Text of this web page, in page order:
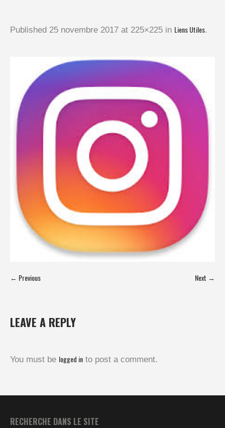
Published 25 novembre 2017 at 225×225 in Liens Utiles.
← Previous Next →
LEAVE A REPLY
You must be logged in to post a comment.
RECHERCHE DANS LE SITE